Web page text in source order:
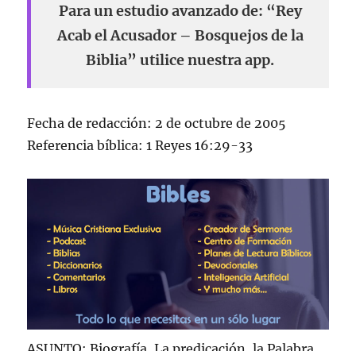
Para un estudio avanzado de: “Rey
Acab el Acusador – Bosquejos de la
Biblia” utilice nuestra app.
Fecha de redacción: 2 de octubre de 2005
Referencia bíblica: 1 Reyes 16:29-33